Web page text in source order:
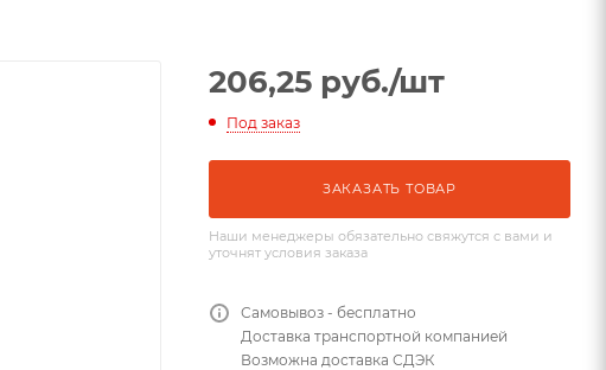
206,25 руб./шт
Под заказ
ЗАКАЗАТЬ ТОВАР
Наши менеджеры обязательно свяжутся с вами и
уточнят условия заказа
Самовывоз - бесплатно
Доставка транспортной компанией
Возможна доставка СДЭК